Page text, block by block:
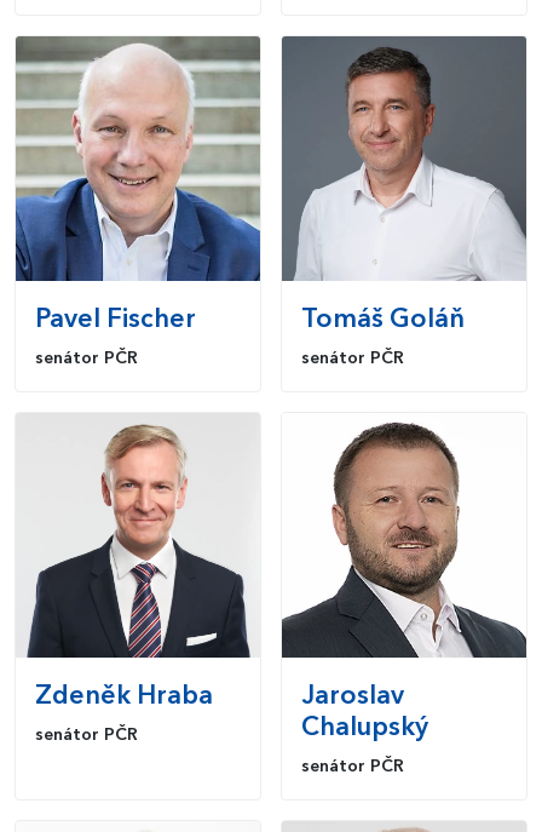
Pavel Fischer
senátor PČR
Tomáš Goláň
senátor PČR
Zdeněk Hraba
senátor PČR
Jaroslav
Chalupský
senátor PČR